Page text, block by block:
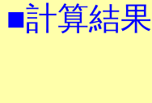
■計算結果